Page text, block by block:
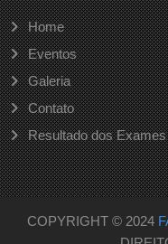
Home
Eventos
Galeria
Contato
Resultado dos Exames
COPYRIGHT © 2024